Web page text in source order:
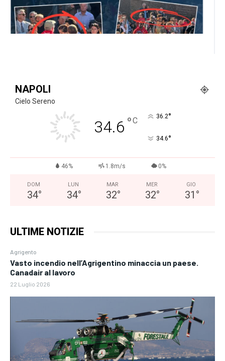
NAPOLI
Cielo Sereno
34.6 °C 36.2°
34.6°
46% 1.8m/s 0%
DOM
34°
LUN
34°
MAR
32°
MER
32°
GIO
31 °
ULTIME NOTIZIE
Agrigento
Vasto incendio nell’Agrigentino minaccia un paese.
Canadair al lavoro
22 Luglio 2026